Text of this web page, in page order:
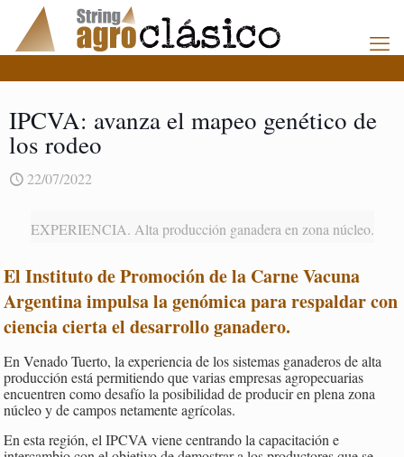
IPCVA: avanza el mapeo genético de
los rodeo
22/07/2022
EXPERIENCIA. Alta producción ganadera en zona núcleo.
El Instituto de Promoción de la Carne Vacuna
Argentina impulsa la genómica para respaldar con
ciencia cierta el desarrollo ganadero.
En Venado Tuerto, la experiencia de los sistemas ganaderos de alta
producción está permitiendo que varias empresas agropecuarias
encuentren como desafío la posibilidad de producir en plena zona
núcleo y de campos netamente agrícolas.
En esta región, el IPCVA viene centrando la capacitación e